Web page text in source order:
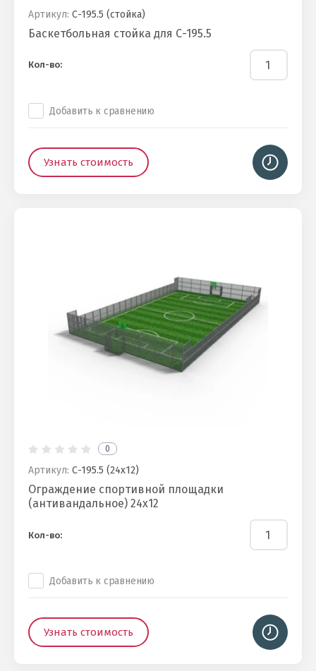
Артикул: С-195.5 (стойка)
Баскетбольная стойка для С-195.5
Кол-во:
Добавить к сравнению
Узнать стоимость
0
Артикул: С-195.5 (24х12)
Ограждение спортивной площадки
(антивандальное) 24х12
Кол-во:
Добавить к сравнению
Узнать стоимость